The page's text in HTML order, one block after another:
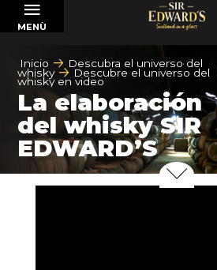
MENÙ
Inicio Descubra el universo del
whisky Descubre el universo del
whisky en video
La elaboración
del whisky SIR
EDWARD’S